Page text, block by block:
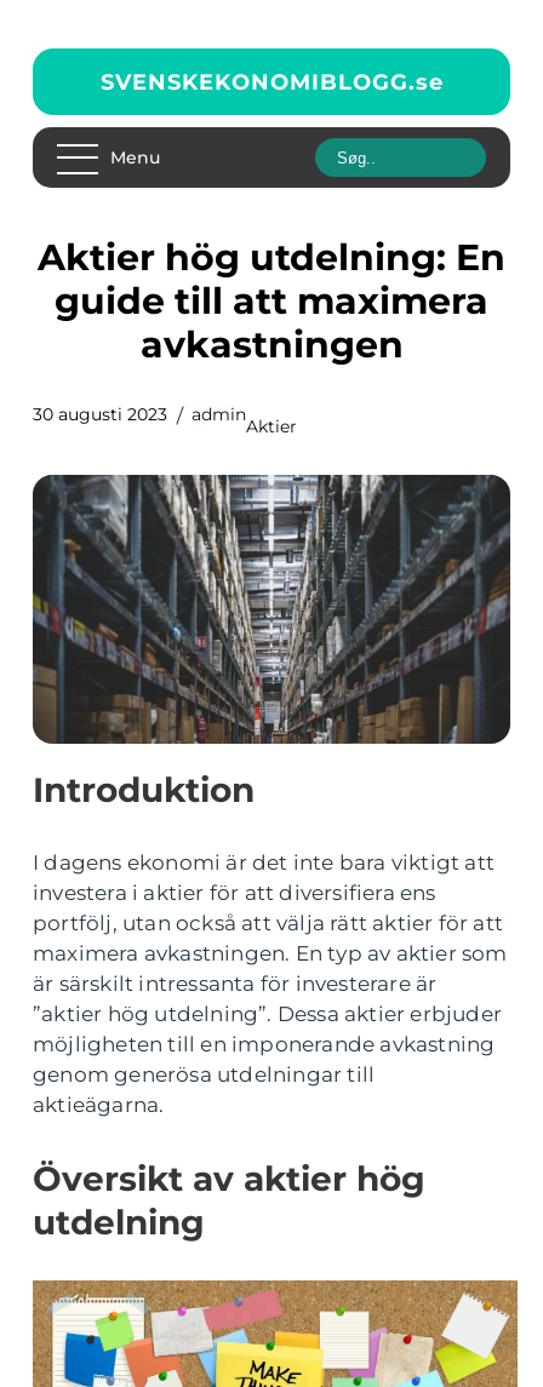
SVENSKEKONOMIBLOGG.se
Menu
Aktier hög utdelning: En
guide till att maximera
avkastningen
30 augusti 2023 admin
Aktier
Introduktion
I dagens ekonomi är det inte bara viktigt att
investera i aktier för att diversifiera ens
portfölj, utan också att välja rätt aktier för att
maximera avkastningen. En typ av aktier som
är särskilt intressanta för investerare är
”aktier hög utdelning”. Dessa aktier erbjuder
möjligheten till en imponerande avkastning
genom generösa utdelningar till
aktieägarna.
Översikt av aktier hög
utdelning